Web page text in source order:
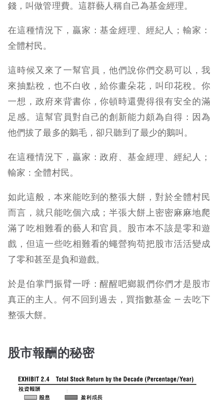
錢，叫做管理費。這群藝人稱自己為基金經理。
在這種情況下，贏家：基金經理、經紀人；輸家：
全體村民。
這時候又來了一幫官員，他們說你們交易可以，我
來抽點稅，也不白收，給你畫朵花，叫印花稅。你
一想，政府來背書你，你頓時還覺得很有安全的滿
足感。這幫官員對自己的創新能力頗為自得：因為
他們拔了最多的鵝毛，卻只聽到了最少的鵝叫。
在這種情況下，贏家：政府、基金經理、經紀人；
輸家：全體村民。
如此這般，本來能吃到的整張大餅，對於全體村民
而言，就只能吃個六成；半張大餅上密密麻麻地爬
滿了吃相難看的藝人和官員。股市本不該是零和遊
戲，但這一些吃相難看的蠅營狗苟把股市活活變成
了零和甚至是負和遊戲。
於是伯掌門振臂一呼：醒醒吧鄉親們你們才是股市
真正的主人。何不回到過去，買指數基金 — 去吃下
整張大餅。
股市報酬的秘密